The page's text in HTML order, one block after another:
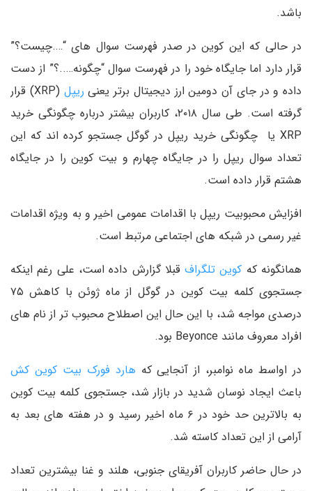
باشد.
در حالی که این کوین در صدر فهرست سوال های “….چیست؟”
قرار دارد اما جایگاه خود را در فهرست سوال “چگونه…..؟” از دست
داده و در جای آن دومین ارز دیجیتال برتر یعنی ریپل
(XRP) قرار
گرفته است. طی سال ۲۰۱۸، کاربران بیشتر درباره چگونگی خرید
XRP یا چگونگی خرید ریپل در گوگل جستجو کرده اند که این
تعداد سوال ریپل را در جایگاه چهارم و بیت کوین را در جایگاه
هشتم قرار داده است.
افزایش محبوبیت ریپل با اقدامات عمومی اخیر و به ویژه اقدامات
غیر رسمی در شبکه های اجتماعی مرتبط است.
همانگونه که کوین تلگرافقبلا گزارش داده است، علی رغم اینکه
جستجوی کلمه بیت کوین در گوگل از ماه ژوئن با کاهش ۷۵
درصدی مواجه شد، با این حال این اصطلاح محبوب تر از نام های
افراد معروف مانند Beyonce بود.
در اواسط ماه نوامبر، از آنجایی که هارد فورک بیت کوین کش
باعث ایجاد نوسان شدید در بازار شد، جستجوی کلمه بیت کوین
به بالاترین حد خود در ۶ ماه اخیر رسید و در هفته های بعد به
آرامی از این تعداد کاسته شد.
در حال حاضر کاربران آفریقای جنوبی، هلند و غنا بیشترین تعداد